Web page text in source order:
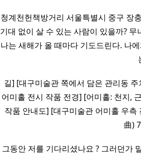
청계천헌책방거리 서울특별시 중구 장
기대 없이 살 수 있는 사람이 있을까? 무
나는 새해가 올 때마다 기도드린다. 나
길] [대구미술관 쪽에서 담은 관리동
어미홀 전시 작품 전경] [어미홀: 천지,
작품 안내도] [대구미술관 어미홀 우
曲)
그동안 저를 기다리셨나요 ? 그러던가